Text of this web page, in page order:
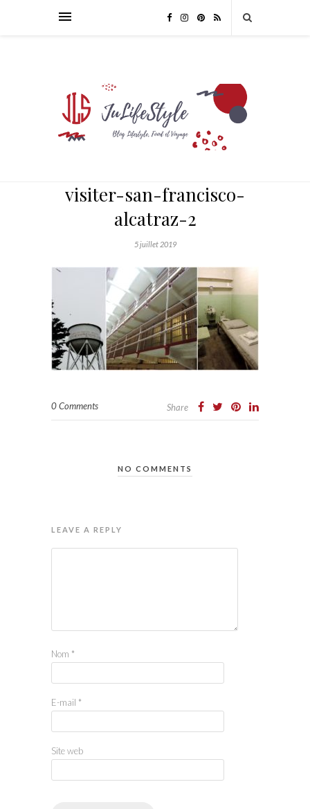
visiter-san-francisco-
alcatraz-2
5 juillet 2019
0 Comments Share
NO COMMENTS
LEAVE A REPLY
Nom *
E-mail *
Site web